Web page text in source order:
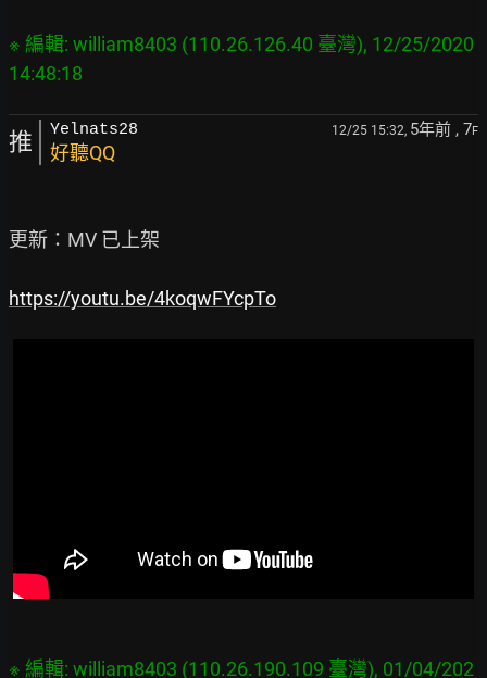
※ 編輯: william8403 (110.26.126.40 臺灣), 12/25/2020
推 Yelnats28 12/25 15:32, 5年前 , 7F
好聽QQ
更新：MV 已上架
https://youtu.be/4koqwFYcpTo
※ 編輯: william8403 (110.26.190.109 臺灣), 01/04/202